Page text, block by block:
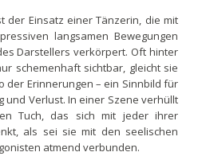
der Einsatz einer Tänzerin, die mit
langsamen Bewegungen
Darstellers verkörpert. Oft hinter
schemenhaft sichtbar, gleicht sie
der Erinnerungen – ein Sinnbild für
und Verlust. In einer Szene verhüllt
Tuch, das sich mit jeder ihrer
als sei sie mit den seelischen
atmend verbunden.